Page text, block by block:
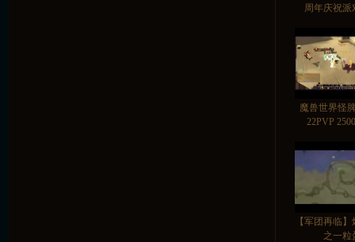
周年庆祝
魔兽世界怪
22PVP
【军团再临
之一粒